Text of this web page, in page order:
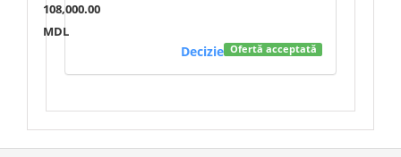
108,000.00
MDL
Ofertă acceptată
Decizie